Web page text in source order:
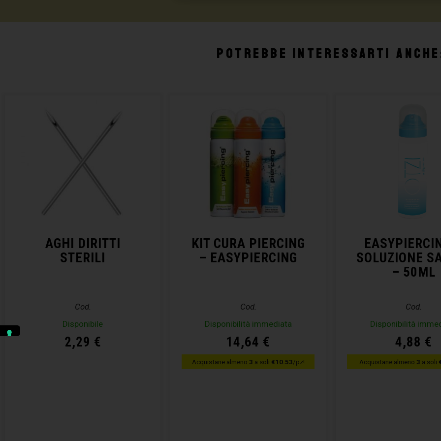
Potrebbe interessarti
AGHI DIRITTI
STERILI
Cod.
Disponibile
2,29 €
KIT CURA PIERCING
– EASYPIERCING
Cod.
Disponibilità immediata
14,64 €
Acquistane almeno 3 a soli €10.53/pz!
SOLUZIONE
– 50ML
Cod.
Disponibilità
4,88 €
Acquistane almeno 3 a soli